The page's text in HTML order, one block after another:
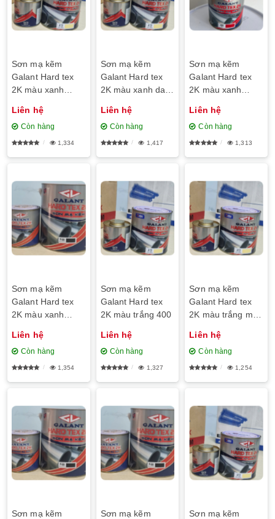
Sơn mạ kẽm
Galant Hard tex
2K màu xanh
Liên hệ
Còn hàng
1,334
Sơn mạ kẽm
Galant Hard tex
2K màu xanh da
Liên hệ
Còn hàng
1,417
Sơn mạ kẽm
Galant Hard tex
2K màu xanh
Liên hệ
Còn hàng
1,313
Sơn mạ kẽm
Galant Hard tex
2K màu xanh
Liên hệ
Còn hàng
1,354
Sơn mạ kẽm
Galant Hard tex
2K màu trắng 400
Liên hệ
Còn hàng
1,327
Sơn mạ kẽm
Galant Hard tex
2K màu trắng mờ
Liên hệ
Còn hàng
1,254
Sơn mạ kẽm
Sơn mạ kẽm
Sơn mạ kẽm